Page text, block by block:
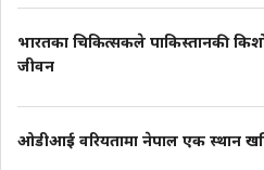
भारतका चिकित्सकले पाकिस्तानकी
जीवन
ओडीआई वरियतामा नेपाल एक स्थान